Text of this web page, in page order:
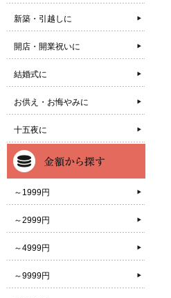
新築・引越しに
開店・開業祝いに
結婚式に
お供え・お悔やみに
十五夜に
～1999円
～2999円
～4999円
～9999円